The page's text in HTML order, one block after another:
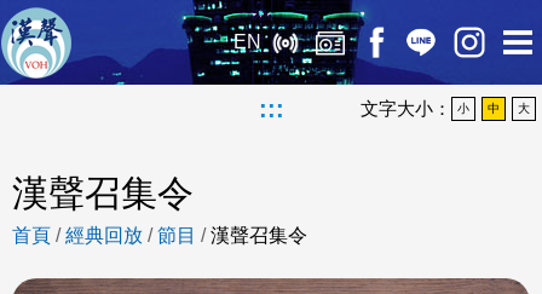
EN
::: 文字大小： 小 中 大
漢聲召集令
首頁 /經典回放 /節目 /漢聲召集令